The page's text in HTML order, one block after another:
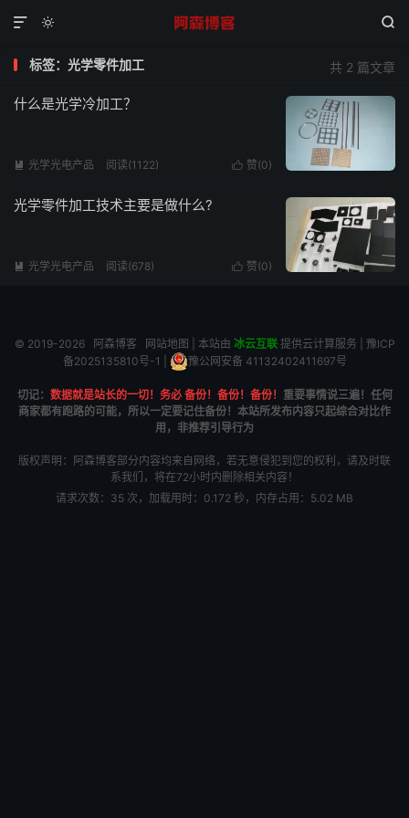
 

共 2 篇文章
标签：光学零件加工
什么是光学冷加工？
 赞(0)
 光学光电产品 阅读(1122)
光学零件加工技术主要是做什么?
 赞(0)
 光学光电产品 阅读(678)
© 2019-2026 阿森博客 网站地图 | 本站由 冰云互联提供云计算服务 | 豫ICP
备2025135810号-1
豫公网安备 41132402411697号
切记： 数据就是站长的一切！务必 备份！备份！备份！ 重要事情说三遍！任何
商家都有跑路的可能，所以一定要记住备份！本站所发布内容只起综合对比作
用，非推荐引导行为
版权声明：阿森博客部分内容均来自网络，若无意侵犯到您的权利，请及时联
系我们，将在72小时内删除相关内容！
请求次数：35 次，加载用时：0.172 秒，内存占用：5.02 MB